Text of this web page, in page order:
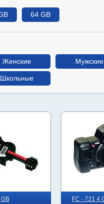
64 GB
Женские Мужские
Школьные
FC - 721 4